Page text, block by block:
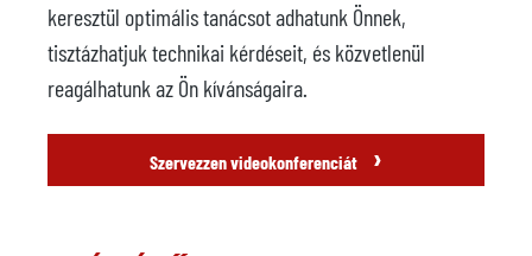
Öntödei robot
nem áll rendelkezésre
Gyártó
Modell
Vezérlőrendszer
keresztül optimális tanácsot adhatunk Önnek,
tisztázhatjuk technikai kérdéseit, és közvetlenül
reagálhatunk az Ön kívánságaira.
Szervezzen videokonferenciát ›